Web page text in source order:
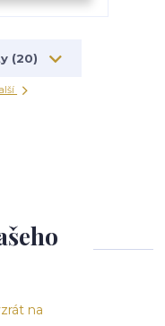
(20)